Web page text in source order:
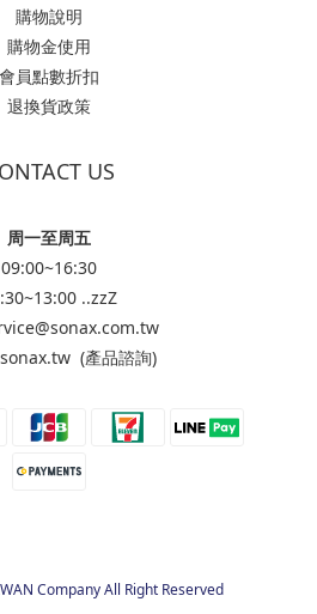
購物說明
購物金使用
會員點數折扣
退換貨政策
US
周一至周五
09:00~16:30
..zzZ
(產品諮詢)
Company All Right Reserved